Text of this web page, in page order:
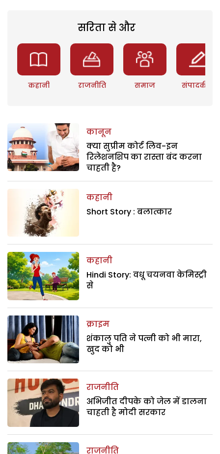
सरिता से और
कहानी राजनीति समाज संपादकीय
कानून
क्या सुप्रीम कोर्ट लिव-इन
रिलेशनशिप का रास्ता बंद करना
चाहती है?
कहानी
Short Story : बलात्कार
कहानी
Hindi Story: वधू चयनवा केमिस्ट्री
से
क्राइम
शंकालु पति ने पत्नी को भी मारा,
खुद को भी
राजनीति
अभिजीत दीपके को जेल में डालना
चाहती है मोदी सरकार
राजनीति